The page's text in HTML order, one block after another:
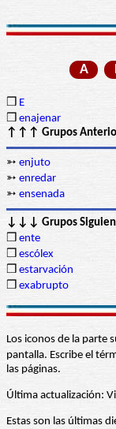
A
❒ E
❒ enajenar
↑↑↑ Grupos
➳ enjuto
➳ enredar
➳ ensenada
↓↓↓ Grupos
❒ ente
❒ escólex
❒ estarvación
❒ exabrupto
Los iconos de la parte
pantalla. Escribe el
las páginas.
Última actualización:
Estas son las últimas